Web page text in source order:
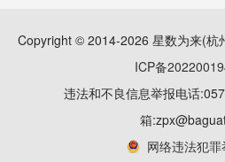
Copyright © 2014-2026 星数为来(杭
ICP备
违法和不良信息举报电话
箱
网络违法犯